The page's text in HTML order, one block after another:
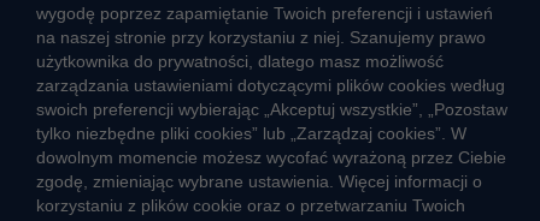
Pogotowie wodociągowe
Jak oszczędzać wodę
Czego nie wrzucać do kanalizacji
Jak unikać strat wody
Nawyki eko-mieszkańca
Dane kluczowe
wygodę poprzez zapamiętanie Twoich preferencji i ustawień
na naszej stronie przy korzystaniu z niej. Szanujemy prawo
użytkownika do prywatności, dlatego masz możliwość
zarządzania ustawieniami dotyczącymi plików cookies według
swoich preferencji wybierając „Akceptuj wszystkie”, „Pozostaw
tylko niezbędne pliki cookies” lub „Zarządzaj cookies”. W
dowolnym momencie możesz wycofać wyrażoną przez Ciebie
zgodę, zmieniając wybrane ustawienia. Więcej informacji o
korzystaniu z plików cookie oraz o przetwarzaniu Twoich